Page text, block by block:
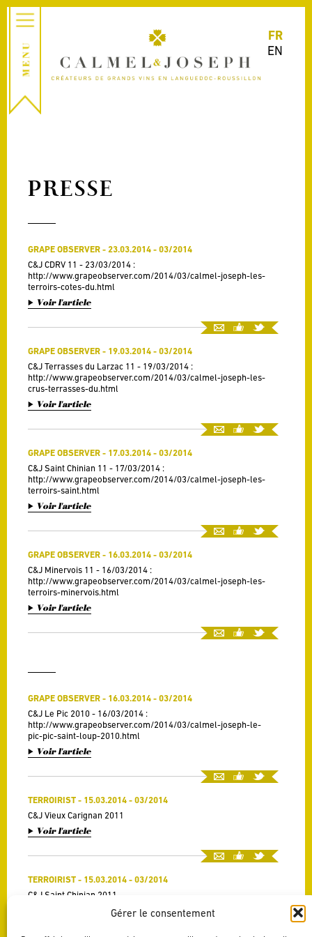
Gérer le consentement
FR
EN
PRESSE
GRAPE OBSERVER - 23.03.2014 - 03/2014
C&J CDRV 11 - 23/03/2014 :
http://www.grapeobserver.com/2014/03/calmel-joseph-les-
terroirs-cotes-du.html
Voir l'article
GRAPE OBSERVER - 19.03.2014 - 03/2014
C&J Terrasses du Larzac 11 - 19/03/2014 :
http://www.grapeobserver.com/2014/03/calmel-joseph-les-
crus-terrasses-du.html
Voir l'article
GRAPE OBSERVER - 17.03.2014 - 03/2014
C&J Saint Chinian 11 - 17/03/2014 :
http://www.grapeobserver.com/2014/03/calmel-joseph-les-
terroirs-saint.html
Voir l'article
GRAPE OBSERVER - 16.03.2014 - 03/2014
C&J Minervois 11 - 16/03/2014 :
http://www.grapeobserver.com/2014/03/calmel-joseph-les-
terroirs-minervois.html
Voir l'article
GRAPE OBSERVER - 16.03.2014 - 03/2014
C&J Le Pic 2010 - 16/03/2014 :
http://www.grapeobserver.com/2014/03/calmel-joseph-le-
pic-pic-saint-loup-2010.html
Voir l'article
TERROIRIST - 15.03.2014 - 03/2014
C&J Vieux Carignan 2011
Voir l'article
TERROIRIST - 15.03.2014 - 03/2014
C&J Saint Chinian 2011